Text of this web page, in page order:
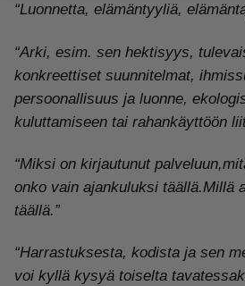
“Luonnetta, elämäntyyliä,
“Arki, esim. sen hektisyys,
konkreettiset suunnitelmat,
persoonallisuus ja luonne,
kuluttamiseen tai rahankäyttöön
“Miksi on kirjautunut
onko vain ajankuluksi täällä.Millä
täällä.”
“Harrastuksesta, kodista ja sen
voi kyllä kysyä toiselta